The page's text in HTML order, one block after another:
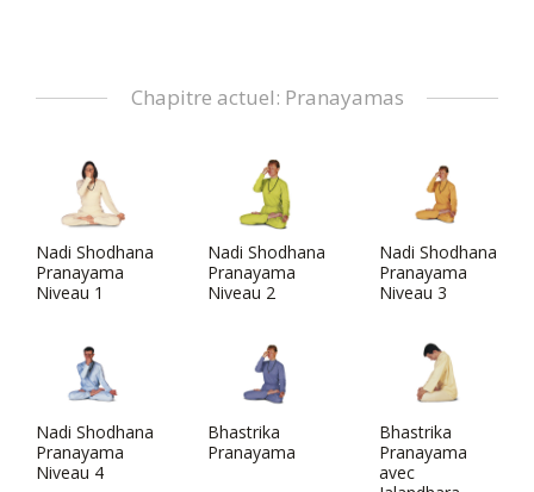
Chapitre actuel: Pranayamas
Nadi Shodhana
Pranayama
Niveau 1
Nadi Shodhana
Pranayama
Niveau 2
Nadi Shodhana
Pranayama
Niveau 3
Nadi Shodhana
Pranayama
Niveau 4
Bhastrika
Pranayama
Bhastrika
Pranayama
avec